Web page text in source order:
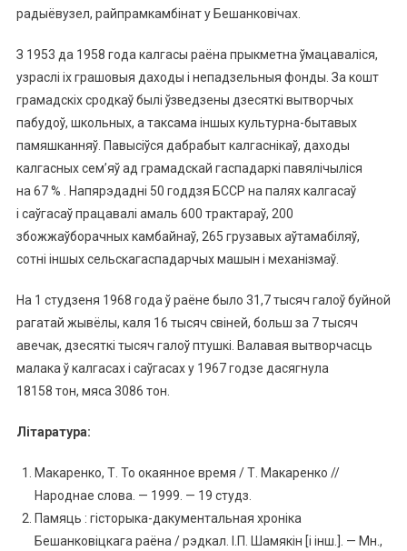
радыёвузел, райпрамкамбінат у Бешанковічах.
З 1953 да 1958 года калгасы раёна прыкметна ўмацаваліся,
узраслі іх грашовыя даходы і непадзельныя фонды. За кошт
грамадскіх сродкаў былі ўзведзены дзесяткі вытворчых
пабудоў, школьных, а таксама іншых культурна-бытавых
памяшканняў. Павысіўся дабрабыт калгаснікаў, даходы
калгасных сем’яў ад грамадскай гаспадаркі павялічыліся
на 67 % . Напярэдадні 50 годдзя БССР на палях калгасаў
і саўгасаў працавалі амаль 600 трактараў, 200
збожжаўборачных камбайнаў, 265 грузавых аўтамабіляў,
сотні іншых сельскагаспадарчых машын і механізмаў.
На 1 студзеня 1968 года ў раёне было 31,7 тысяч галоў буйной
рагатай жывёлы, каля 16 тысяч свіней, больш за 7 тысяч
авечак, дзесяткі тысяч галоў птушкі. Валавая вытворчасць
малака ў калгасах і саўгасах у 1967 годзе дасягнула
18158 тон, мяса 3086 тон.
Літаратура:
Макаренко, Т. То окаянное время / Т. Макаренко //
Народнае слова. — 1999. — 19 студз.
Памяць : гісторыка-дакументальная хроніка
Бешанковіцкага раёна / рэдкал. І.П. Шамякін [і інш.]. — Мн.,